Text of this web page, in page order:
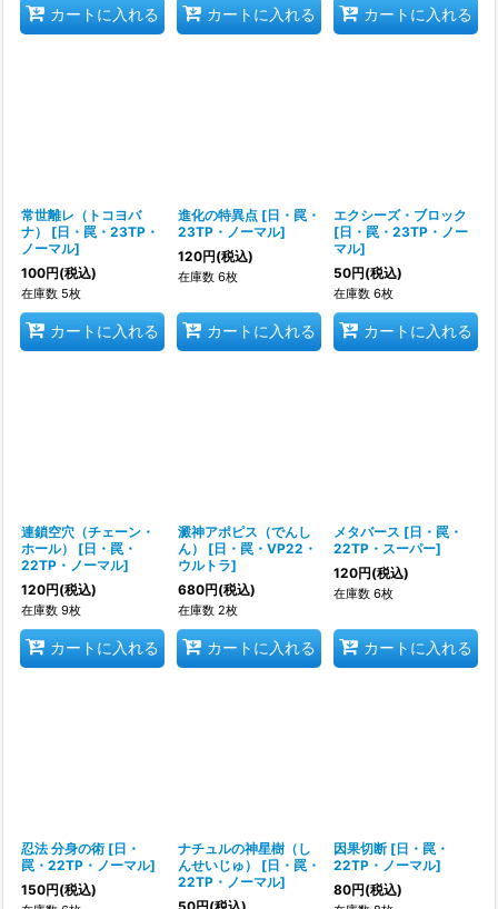
カートに入れる カートに入れる カートに入れる
常世離レ（トコヨバ
ナ）
[日・罠・23TP・
ノーマル]
100円(税込)
在庫数 5枚
カートに入れる
進化の特異点 [日・罠・
23TP・ノーマル]
120円(税込)
在庫数 6枚
カートに入れる
エクシーズ・ブロック
[日・罠・23TP・ノー
マル]
50円(税込)
在庫数 6枚
カートに入れる
連鎖空穴（チェーン・
ホール）
[日・罠・
22TP・ノーマル]
120円(税込)
在庫数 9枚
カートに入れる
澱神アポピス（でんし
ん）
[日・罠・VP22・
ウルトラ]
680円(税込)
在庫数 2枚
カートに入れる
メタバース [日・罠・
22TP・スーパー]
120円(税込)
在庫数 6枚
カートに入れる
忍法 分身の術 [日・
罠・22TP・ノーマル]
150円(税込)
ナチュルの神星樹（し
んせいじゅ）
[日・罠・
22TP・ノーマル]
因果切断 [日・罠・
22TP・ノーマル]
80円(税込)